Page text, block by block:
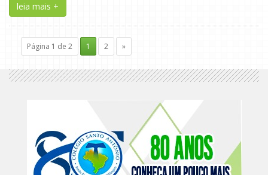
leia mais +
Página 1 de 2 1 2 »